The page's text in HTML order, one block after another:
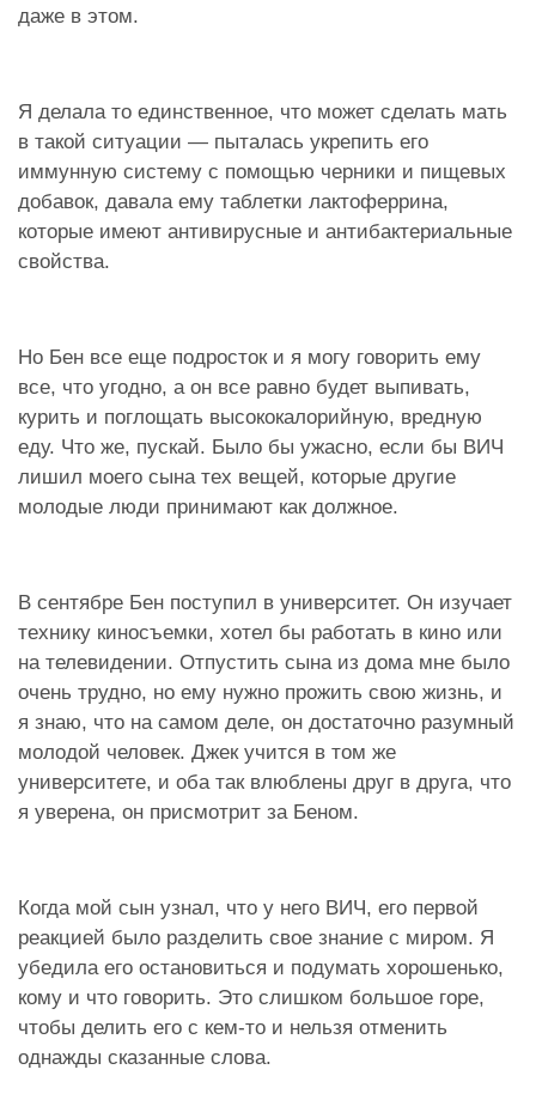
даже в этом.
Я делала то единственное, что может сделать мать
в такой ситуации — пыталась укрепить его
иммунную систему с помощью черники и пищевых
добавок, давала ему таблетки лактоферрина,
которые имеют антивирусные и антибактериальные
свойства.
Но Бен все еще подросток и я могу говорить ему
все, что угодно, а он все равно будет выпивать,
курить и поглощать высококалорийную, вредную
еду. Что же, пускай. Было бы ужасно, если бы ВИЧ
лишил моего сына тех вещей, которые другие
молодые люди принимают как должное.
В сентябре Бен поступил в университет. Он изучает
технику киносъемки, хотел бы работать в кино или
на телевидении. Отпустить сына из дома мне было
очень трудно, но ему нужно прожить свою жизнь, и
я знаю, что на самом деле, он достаточно разумный
молодой человек. Джек учится в том же
университете, и оба так влюблены друг в друга, что
я уверена, он присмотрит за Беном.
Когда мой сын узнал, что у него ВИЧ, его первой
реакцией было разделить свое знание с миром. Я
убедила его остановиться и подумать хорошенько,
кому и что говорить. Это слишком большое горе,
чтобы делить его с кем-то и нельзя отменить
однажды сказанные слова.